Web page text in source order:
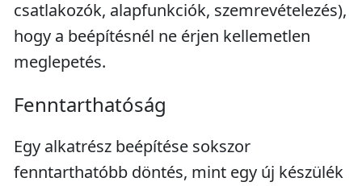
csatlakozók, alapfunkciók, szemrevételezés),
hogy a beépítésnél ne érjen kellemetlen
meglepetés.
Fenntarthatóság
Egy alkatrész beépítése sokszor
fenntarthatóbb döntés, mint egy új készülék